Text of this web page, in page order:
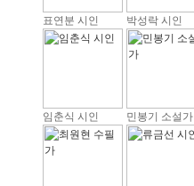
표연분 시인 박성락 시인
임춘식 시인 민봉기 소설가